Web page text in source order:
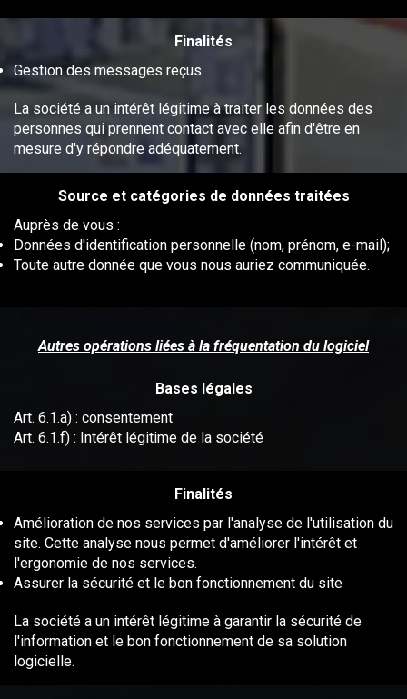
Finalités
Gestion des messages reçus.
La société a un intérêt légitime à traiter les données des
personnes qui prennent contact avec elle afin d'être en
mesure d'y répondre adéquatement.
Source et catégories de données traitées
Auprès de vous :
Données d'identification personnelle (nom, prénom, e-mail);
Toute autre donnée que vous nous auriez communiquée.
Autres opérations liées à la fréquentation du logiciel
Bases légales
Art. 6.1.a) : consentement
Art. 6.1.f) : Intérêt légitime de la société
Finalités
Amélioration de nos services par l'analyse de l'utilisation du
site. Cette analyse nous permet d'améliorer l'intérêt et
l'ergonomie de nos services.
Assurer la sécurité et le bon fonctionnement du site
La société a un intérêt légitime à garantir la sécurité de
l'information et le bon fonctionnement de sa solution
logicielle.